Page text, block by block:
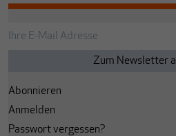
Abonnieren
Anmelden
Passwort vergessen?